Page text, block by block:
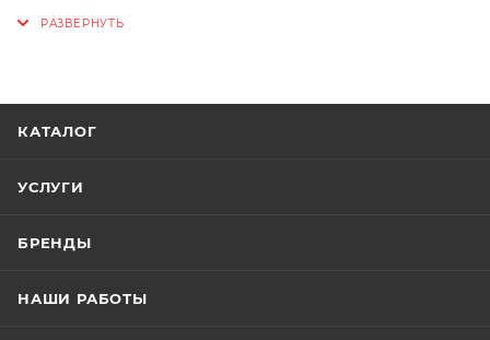
классе ультралайт. Этот бланк идеален как для
трубе. Упаковка за счет MASTER FISH.
КАТАЛОГ
УСЛУГИ
БРЕНДЫ
НАШИ РАБОТЫ